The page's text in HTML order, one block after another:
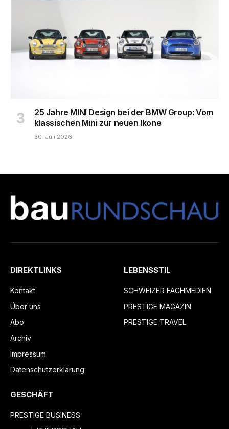
25 Jahre MINI Design bei der BMW Group: Vom
klassischen Mini zur neuen Ikone
30. Juli 2026
DIREKTLINKS
Kontakt
Über uns
Abo
Archiv
Impressum
Datenschutzerklärung
LEBENSSTIL
SCHWEIZER FACHMEDIEN
PRESTIGE MAGAZIN
PRESTIGE TRAVEL
GESCHÄFT
PRESTIGE BUSINESS